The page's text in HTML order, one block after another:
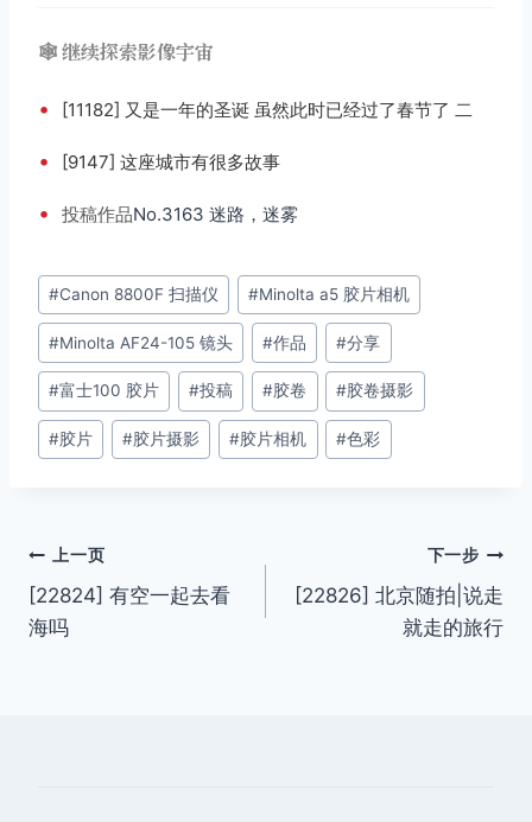
🕸️ 继续探索影像宇宙
• [11182] 又是一年的圣诞 虽然此时已经过了春节了 二
• [9147] 这座城市有很多故事
• 投稿作品No.3163 迷路，迷雾
文
章
标
签：
#Canon 8800F 扫描仪 #Minolta a5 胶片相机
#Minolta AF24-105 镜头 #作品 #分享
#富士100 胶片 #投稿 #胶卷 #胶卷摄影
#胶片 #胶片摄影 #胶片相机 #色彩
文
章
上一页
[22824] 有空一起去看
海吗
下一步
[22826] 北京随拍|说走
就走的旅行